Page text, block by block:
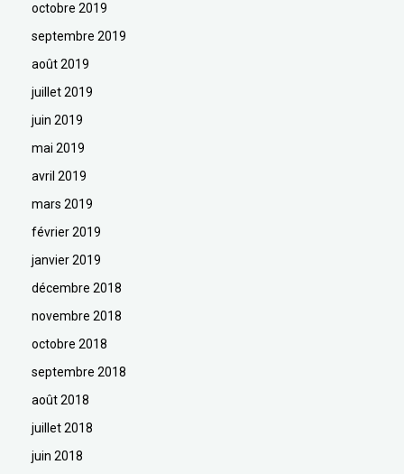
octobre 2019
septembre 2019
août 2019
juillet 2019
juin 2019
mai 2019
avril 2019
mars 2019
février 2019
janvier 2019
décembre 2018
novembre 2018
octobre 2018
septembre 2018
août 2018
juillet 2018
juin 2018